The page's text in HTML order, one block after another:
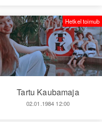
Tartu Kaubamaja
02.01.1984 12:00
Hetkel toimub